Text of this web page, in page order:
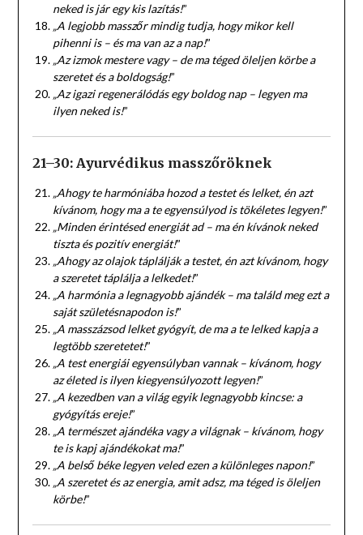
neked is jár egy kis lazítás!”
„A legjobb masszőr mindig tudja, hogy mikor kell
pihenni is – és ma van az a nap!”
„Az izmok mestere vagy – de ma téged öleljen körbe a
szeretet és a boldogság!”
„Az igazi regenerálódás egy boldog nap – legyen ma
ilyen neked is!”
21–30: Ayurvédikus masszőröknek
„Ahogy te harmóniába hozod a testet és lelket, én azt
kívánom, hogy ma a te egyensúlyod is tökéletes legyen!”
„Minden érintésed energiát ad – ma én kívánok neked
tiszta és pozitív energiát!”
„Ahogy az olajok táplálják a testet, én azt kívánom, hogy
a szeretet táplálja a lelkedet!”
„A harmónia a legnagyobb ajándék – ma találd meg ezt a
saját születésnapodon is!”
„A masszázsod lelket gyógyít, de ma a te lelked kapja a
legtöbb szeretetet!”
„A test energiái egyensúlyban vannak – kívánom, hogy
az életed is ilyen kiegyensúlyozott legyen!”
„A kezedben van a világ egyik legnagyobb kincse: a
gyógyítás ereje!”
„A természet ajándéka vagy a világnak – kívánom, hogy
te is kapj ajándékokat ma!”
„A belső béke legyen veled ezen a különleges napon!”
„A szeretet és az energia, amit adsz, ma téged is öleljen
körbe!”